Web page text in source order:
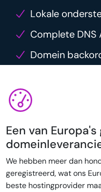
Lokale
Complete DNS
Domein
Een van
We hebben meer dan
geregistreerd, wat ons
beste hostingprovider